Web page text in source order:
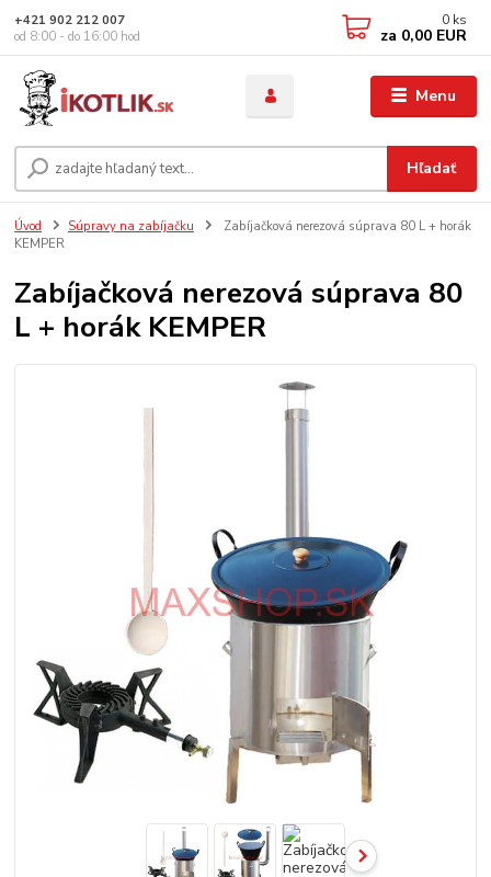
Menu
Hľadať
+421 902 212 007
od 8:00 - do 16:00 hod
0 ks
za 0,00 EUR
Úvod Súpravy na zabíjačku
Zabíjačková nerezová súprava 80 L + horák
KEMPER
Zabíjačková nerezová súprava 80
L + horák KEMPER